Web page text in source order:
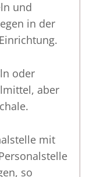
und
in der
oder
aber
mit
so